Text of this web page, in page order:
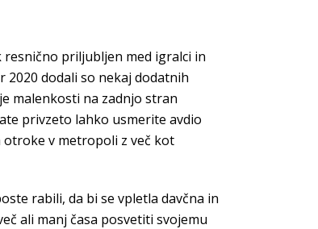
resnično priljubljen med igralci in
dodali so nekaj dodatnih
malenkosti na zadnjo stran
privzeto lahko usmerite avdio
otroke v metropoli z več kot
rabili, da bi se vpletla davčna in
ali manj časa posvetiti svojemu